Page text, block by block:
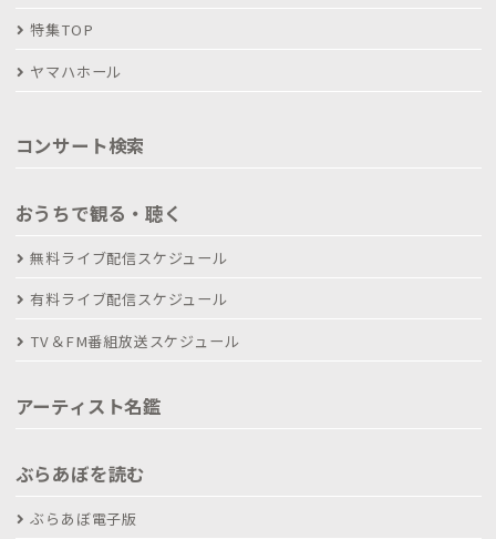
特集TOP
ヤマハホール
コンサート検索
おうちで観る・聴く
無料ライブ配信スケジュール
有料ライブ配信スケジュール
TV＆FM番組放送スケジュール
アーティスト名鑑
ぶらあぼを読む
ぶらあぼ電子版